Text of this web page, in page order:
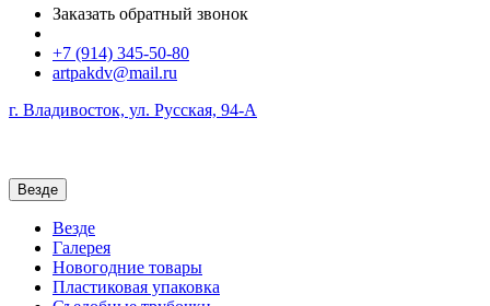
Заказать обратный звонок
+7 (914) 345-50-80
artpakdv@mail.ru
г. Владивосток, ул. Русская, 94-А
Везде
Везде
Галерея
Новогодние товары
Пластиковая упаковка